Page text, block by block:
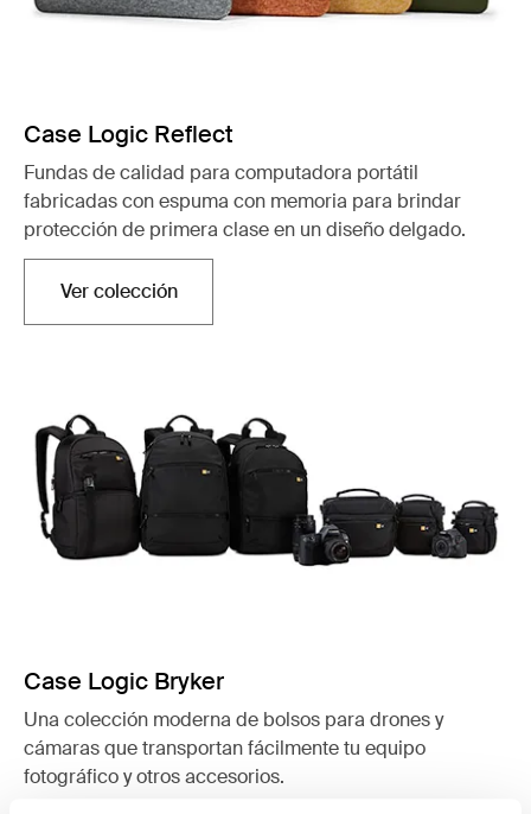
Case Logic Reflect
Fundas de calidad para computadora portátil
fabricadas con espuma con memoria para brindar
protección de primera clase en un diseño delgado.
Ver colecciónSe abre en una nueva pestaña
Case Logic Bryker
Una colección moderna de bolsos para drones y
cámaras que transportan fácilmente tu equipo
fotográfico y otros accesorios.